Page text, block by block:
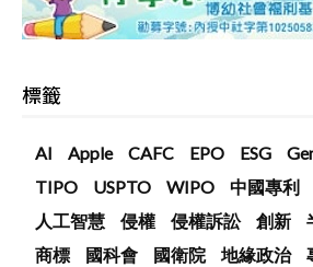
標籤
AI Apple CAFC EPO ESG
TIPO
USPTO WIPO 中國專利
人工智慧
侵權 侵權訴訟 創新
商標
國科會 國衛院 地緣政治